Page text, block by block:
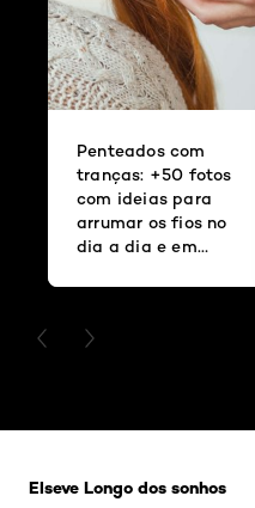
Penteados com
tranças: +50 fotos
com ideias para
arrumar os fios no
dia a dia e em
PREVIOUS CARD
NEXT CARD
Elseve Longo dos sonhos